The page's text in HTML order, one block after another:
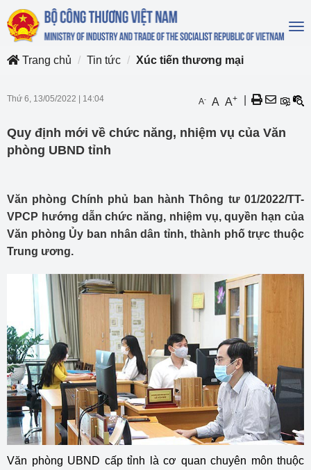
Trang chủ
Tin tức Xúc tiến thương mại
Thứ 6, 13/05/2022 14:04 A- A A+
Quy định mới về chức năng, nhiệm vụ của Văn
phòng UBND tỉnh
Văn phòng Chính phủ ban hành Thông tư 01/2022/TT-
VPCP hướng dẫn chức năng, nhiệm vụ, quyền hạn của
Văn phòng Ủy ban nhân dân tỉnh, thành phố trực thuộc
Trung ương.
Văn phòng UBND cấp tỉnh là cơ quan chuyên môn thuộc